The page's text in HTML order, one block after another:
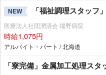
NEW 「福祉調理スタッフ
医療法人社団潤清会 端野病院
時給1,075円
アルバイト・パート / 北海道
「寮完備」金属加工処理ス